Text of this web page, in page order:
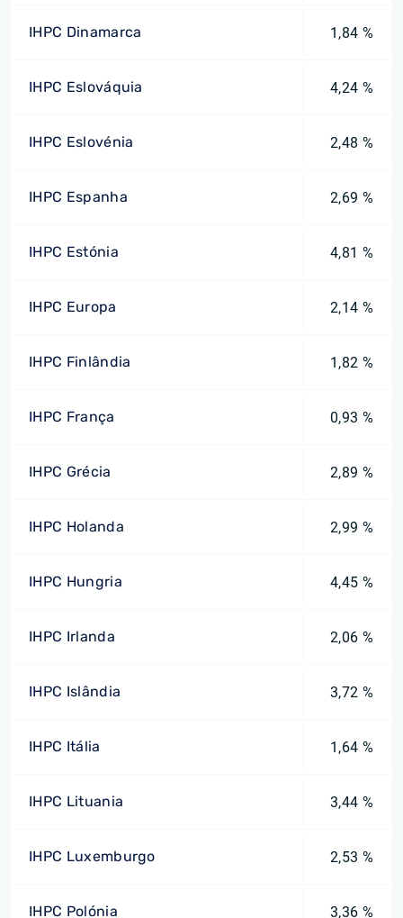
IHPC Dinamarca 1,84 %
IHPC Eslováquia 4,24 %
IHPC Eslovénia 2,48 %
IHPC Espanha 2,69 %
IHPC Estónia 4,81 %
IHPC Europa 2,14 %
IHPC Finlândia 1,82 %
IHPC França 0,93 %
IHPC Grécia 2,89 %
IHPC Holanda 2,99 %
IHPC Hungria 4,45 %
IHPC Irlanda 2,06 %
IHPC Islândia 3,72 %
IHPC Itália 1,64 %
IHPC Lituania 3,44 %
IHPC Luxemburgo 2,53 %
IHPC Polónia 3,36 %